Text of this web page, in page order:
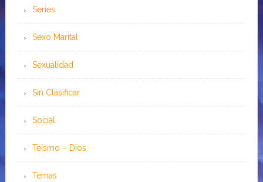
Series
Sexo Marital
Sexualidad
Sin Clasificar
Social
Teísmo – Dios
Temas